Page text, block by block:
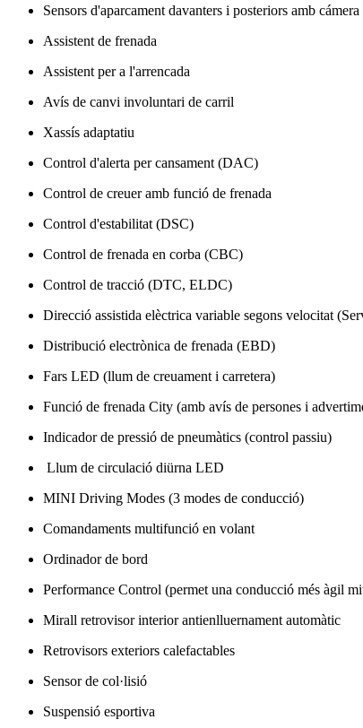
Sensors d'aparcament davanters i posteriors amb
Assistent de frenada
Assistent per a l'arrencada
Avís de canvi involuntari de carril
Xassís adaptatiu
Control d'alerta per cansament (DAC)
Control de creuer amb funció de frenada
Control d'estabilitat (DSC)
Control de frenada en corba (CBC)
Control de tracció (DTC, ELDC)
Direcció assistida elèctrica variable segons velocitat
Distribució electrònica de frenada (EBD)
Fars LED (llum de creuament i carretera)
Funció de frenada City (amb avís de persones i
Indicador de pressió de pneumàtics (control passiu)
Llum de circulació diürna LED
MINI Driving Modes (3 modes de conducció)
Comandaments multifunció en volant
Ordinador de bord
Performance Control (permet una conducció més àgil
Mirall retrovisor interior antienlluernament automàtic
Retrovisors exteriors calefactables
Sensor de col·lisió
Suspensió esportiva